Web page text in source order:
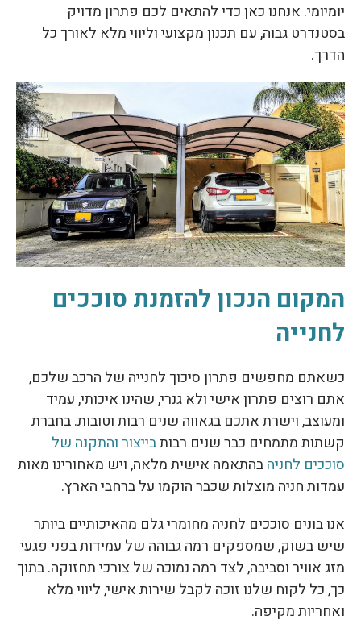
יומיומי. אנחנו כאן כדי להתאים לכם פתרון מדויק
בסטנדרט גבוה, עם תכנון מקצועי וליווי מלא לאורך כל
הדרך.
המקום הנכון להזמנת סוככים
לחנייה
כשאתם מחפשים פתרון סיכוך לחנייה של הרכב שלכם,
אתם רוצים פתרון אישי ולא גנרי, שהינו איכותי, עמיד
ומעוצב, וישרת אתכם בגאווה שנים רבות וטובות. בחברת
קשתות מתמחים כבר שנים רבותבייצור והתקנה של
סוככים לחניהבהתאמה אישית מלאה, ויש מאחורינו מאות
עמדות חניה מוצלות שכבר הוקמו על ברחבי הארץ.
אנו בונים סוככים לחניה מחומרי גלם מהאיכותיים ביותר
שיש בשוק, שמספקים רמה גבוהה של עמידות בפני פגעי
מזג אוויר וסביבה, לצד רמה נמוכה של צורכי תחזוקה. בתוך
כך, כל לקוח שלנו זוכה לקבל שירות אישי, ליווי מלא
ואחריות מקיפה.